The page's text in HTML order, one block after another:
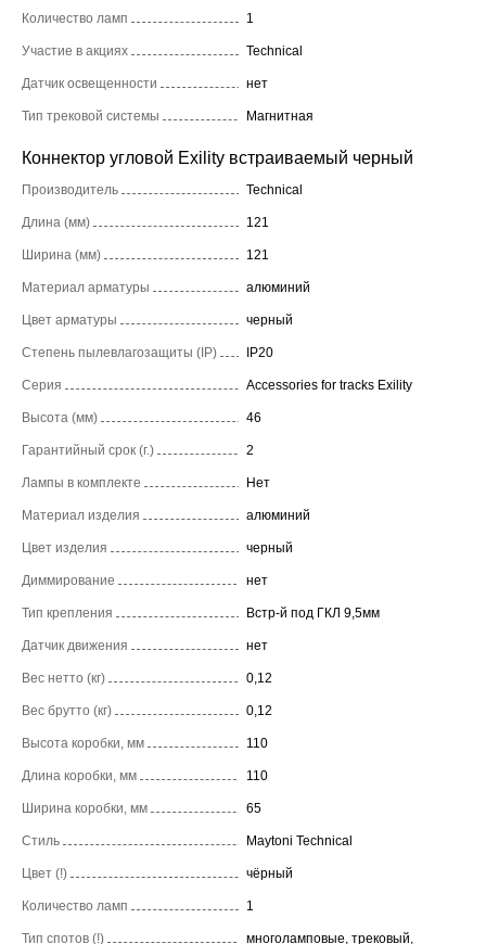
Количество ламп 1
Участие в акциях Technical
Датчик освещенности нет
Тип трековой системы Магнитная
Коннектор угловой Exility встраиваемый черный
Производитель Technical
Длина (мм) 121
Ширина (мм) 121
Материал арматуры алюминий
Цвет арматуры черный
Степень пылевлагозащиты (IP) IP20
Серия Accessories for tracks Exility
Высота (мм) 46
Гарантийный срок (г.) 2
Лампы в комплекте Нет
Материал изделия алюминий
Цвет изделия черный
Диммирование нет
Тип крепления Встр-й под ГКЛ 9,5мм
Датчик движения нет
Вес нетто (кг) 0,12
Вес брутто (кг) 0,12
Высота коробки, мм 110
Длина коробки, мм 110
Ширина коробки, мм 65
Стиль Maytoni Technical
Цвет (!) чёрный
Количество ламп 1
Тип спотов (!) многоламповые, трековый,